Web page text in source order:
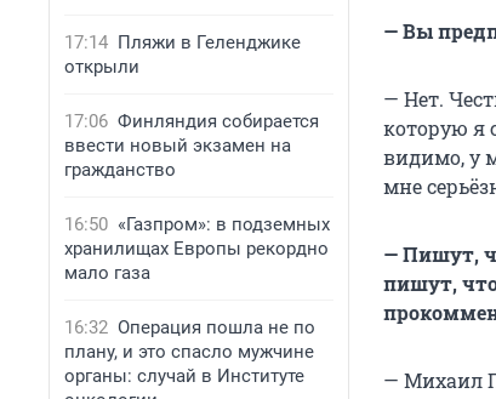
17:14 Пляжи в Геленджике
открыли
17:06 Финляндия собирается
ввести новый экзамен на
гражданство
16:50 «Газпром»: в подземных
хранилищах Европы рекордно
мало газа
16:32 Операция пошла не по
плану, и это спасло мужчине
органы: случай в Институте
— Вы
— Нет.
которую я
видимо, у
мне
— Пишут,
пишут,
— Михаил